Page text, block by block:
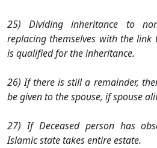
25) Dividing inheritance to
replacing themselves with the
is qualified for the inheritance.
26) If there is still a remainder,
be given to the spouse, if spouse
27) If Deceased person has
Islamic state takes entire estate.